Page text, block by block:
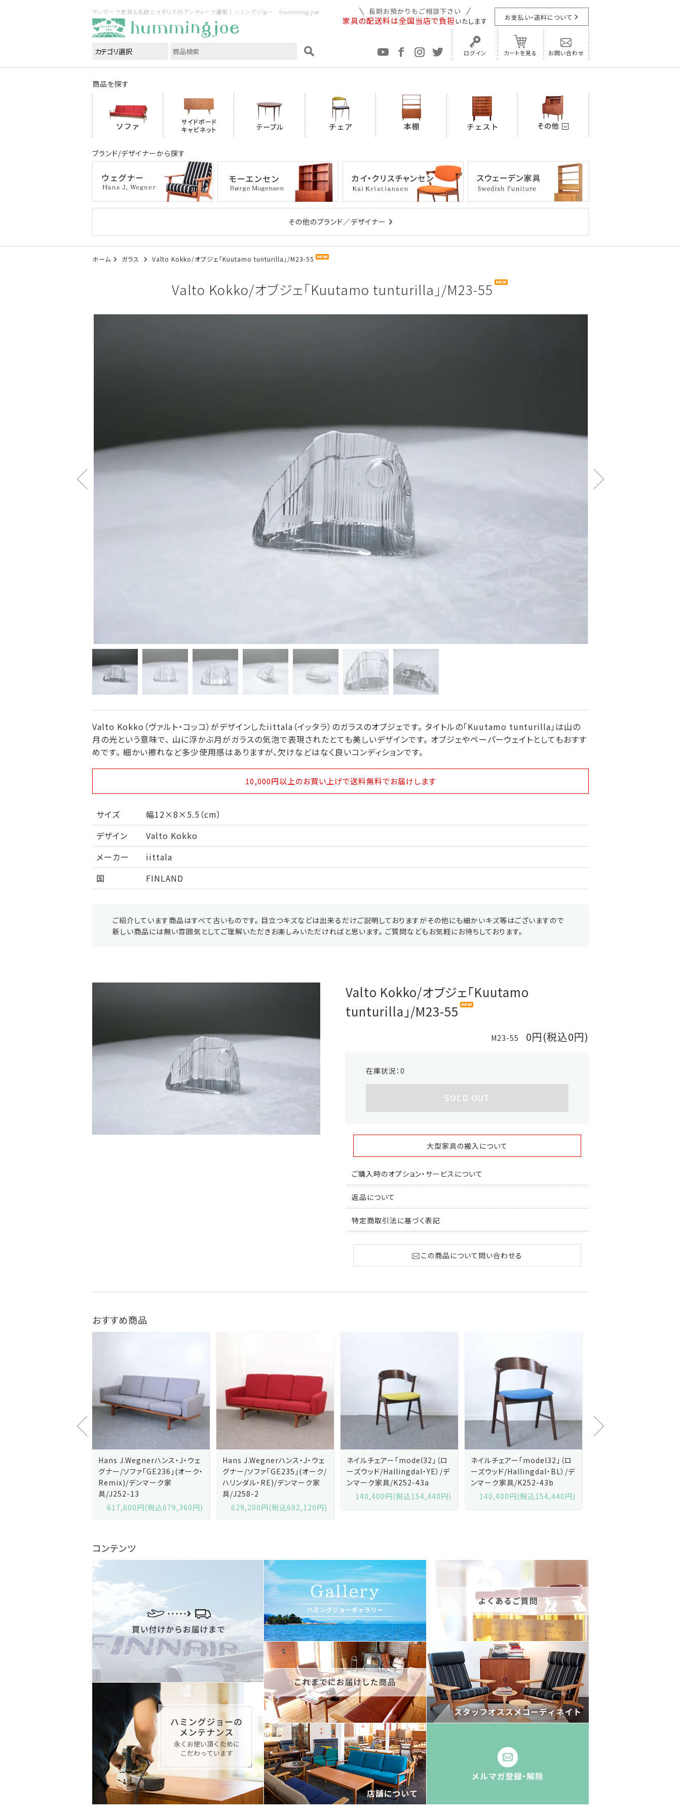
デンマーク家具＆北欧とイギリスのアンティーク通販｜ハミングジョー humming joe
家具の配送料は全国当店で負担 いたします お支払い・送料について
ログイン カートを見る お問い合わせ
商品を探す
ブランド/デザイナーから探す
その他のブランド／デザイナー
ホーム ガラス Valto Kokko/オブジェ「Kuutamo tunturilla」/M23-55
Valto Kokko/オブジェ「Kuutamo tunturilla」/M23-55
Valto Kokko（ヴァルト・コッコ）がデザインしたiittala（イッタラ）のガラスのオブジェです。 タイトルの「Kuutamo tunturilla」は山の
月の光という意味で、 山に浮かぶ月がガラスの気泡で表現されたとても美しいデザインです。 オブジェやペーパーウェイトとしてもおすす
めです。 細かい擦れなど多少使用感はありますが、欠けなどはなく良いコンディションです。
10,000円以上のお買い上げで送料無料でお届けします
サイズ
幅12×8×5.5（cm）
デザイン
Valto Kokko
メーカー
iittala
国
FINLAND
ご紹介しています商品はすべて古いものです。 目立つキズなどは出来るだけご説明しておりますがその他にも細かいキズ等はございますので
新しい商品には無い雰囲気としてご理解いただきお楽しみいただければと思います。 ご質問などもお気軽にお待ちしております。
Valto Kokko/オブジェ「Kuutamo
tunturilla」/M23-55
M23-55 0円(税込0円)
在庫状況： 0
SOLD OUT
大型家具の搬入について
ご購入時のオプション・サービスについて
返品について
特定商取引法に基づく表記
この商品について問い合わせる
おすすめ商品
Hans J.Wegnerハンス・J・ウェ
グナー/ソファ「GE235」(オーク/
ハリンダル・RE)/デンマーク家
具/J258-2
629,200円(税込692,120円)
ネイルチェアー「model32」（ロ
ーズウッド/Hallingdal・YE）/デ
ンマーク家具/K252-43a
140,400円(税込154,440円)
ネイルチェアー「model32」（ロ
ーズウッド/Hallingdal・BL）/デ
ンマーク家具/K252-43b
140,400円(税込154,440円)
Kai Kristiansenカイ・クリスチ
ャンセン/ダイニングチェアー
「No.42」（ローズウッド・レザー
黒）/デンマーク家具/J252-57j
コンテンツ